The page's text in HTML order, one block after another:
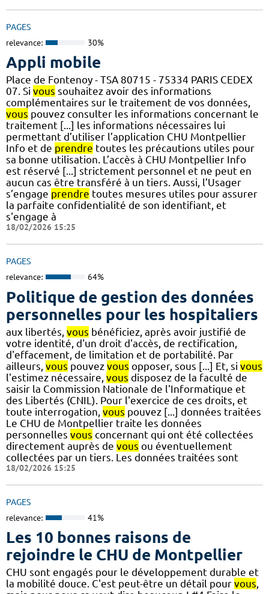
PAGES
relevance: 30%
Appli mobile
Place de Fontenoy - TSA 80715 - 75334 PARIS CEDEX
07. Si vous souhaitez avoir des informations
complémentaires sur le traitement de vos données,
vous pouvez consulter les informations concernant le
traitement [...] les informations nécessaires lui
permettant d’utiliser l’application CHU Montpellier
Info et de prendre toutes les précautions utiles pour
sa bonne utilisation. L’accès à CHU Montpellier Info
est réservé [...] strictement personnel et ne peut en
aucun cas être transféré à un tiers. Aussi, l’Usager
s’engage prendre toutes mesures utiles pour assurer
la parfaite confidentialité de son identifiant, et
s'engage à
18/02/2026 15:25
PAGES
relevance: 64%
Politique de gestion des données
personnelles pour les hospitaliers
aux libertés, vous bénéficiez, après avoir justifié de
votre identité, d'un droit d'accès, de rectification,
d'effacement, de limitation et de portabilité. Par
ailleurs, vous pouvez vous opposer, sous [...] Et, si vous
l'estimez nécessaire, vous disposez de la faculté de
saisir la Commission Nationale de l'Informatique et
des Libertés (CNIL). Pour l'exercice de ces droits, et
toute interrogation, vous pouvez [...] données traitées
Le CHU de Montpellier traite les données
personnelles vous concernant qui ont été collectées
directement auprès de vous ou éventuellement
collectées par un tiers. Les données traitées sont
18/02/2026 15:25
PAGES
relevance: 41%
Les 10 bonnes raisons de
rejoindre le CHU de Montpellier
CHU sont engagés pour le développement durable et
la mobilité douce. C'est peut-être un détail pour vous,